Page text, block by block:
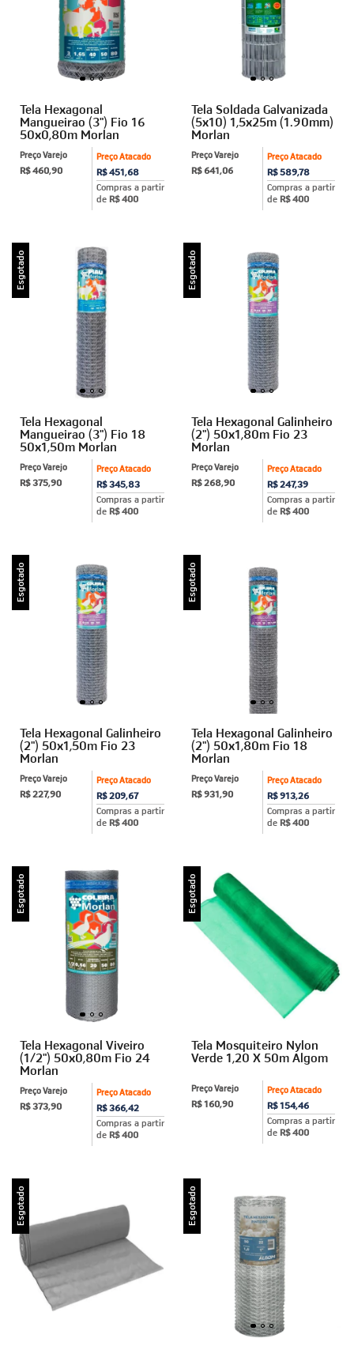
Tela Hexagonal
Mangueirao (3") Fio 16
50x0,80m Morlan
Preço Atacado
R$ 451,68
Compras a partir
de R$ 400
Preço Varejo
R$ 460,90
Tela Soldada Galvanizada
(5x10) 1,5x25m (1.90mm)
Morlan
Preço Atacado
R$ 589,78
Compras a partir
de R$ 400
Preço Varejo
R$ 641,06
Esgotado
Tela Hexagonal
Mangueirao (3") Fio 18
50x1,50m Morlan
Preço Atacado
R$ 345,83
Compras a partir
de R$ 400
Preço Varejo
R$ 375,90
Esgotado
Tela Hexagonal Galinheiro
(2") 50x1,80m Fio 23
Morlan
Preço Atacado
R$ 247,39
Compras a partir
de R$ 400
Preço Varejo
R$ 268,90
Esgotado
Tela Hexagonal Galinheiro
(2") 50x1,50m Fio 23
Morlan
Preço Atacado
R$ 209,67
Compras a partir
de R$ 400
Preço Varejo
R$ 227,90
Esgotado
Tela Hexagonal Galinheiro
(2") 50x1,80m Fio 18
Morlan
Preço Atacado
R$ 913,26
Compras a partir
de R$ 400
Preço Varejo
R$ 931,90
Esgotado
Tela Hexagonal Viveiro
(1/2") 50x0,80m Fio 24
Morlan
Preço Atacado
R$ 366,42
Compras a partir
de R$ 400
Preço Varejo
R$ 373,90
Esgotado
Tela Mosquiteiro Nylon
Verde 1,20 X 50m Algom
Preço Atacado
R$ 154,46
Compras a partir
de R$ 400
Preço Varejo
R$ 160,90
Esgotado Esgotado